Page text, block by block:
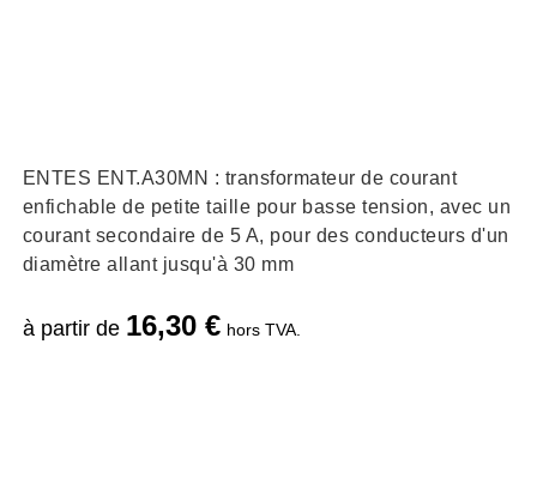
ENTES ENT.A30MN : transformateur de courant
enfichable de petite taille pour basse tension, avec un
courant secondaire de 5 A, pour des conducteurs d'un
diamètre allant jusqu'à 30 mm
à partir de 16,30 € hors TVA.